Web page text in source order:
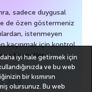
sadece duygusal
de özen göstermeniz
istenmeyen
kaçınmak için kontrol
ve hizmetler.
2026
iyi hale getirmek için
ve bu web
bir kısmının
olursunuz. Bu web